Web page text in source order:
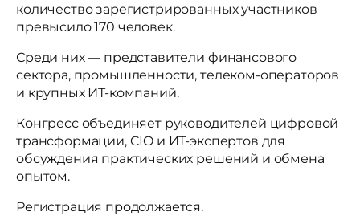
количество зарегистрированных участников
превысило 170 человек.
Среди них — представители финансового
сектора, промышленности, телеком-операторов
и крупных ИТ-компаний.
Конгресс объединяет руководителей цифровой
трансформации, CIO и ИТ-экспертов для
обсуждения практических решений и обмена
опытом.
Регистрация продолжается.